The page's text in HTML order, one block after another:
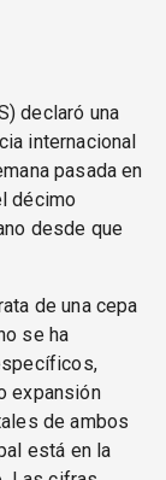
declaró una
internacional
pasada en
décimo
desde que
de una cepa
se ha
expansión
de ambos
está en la